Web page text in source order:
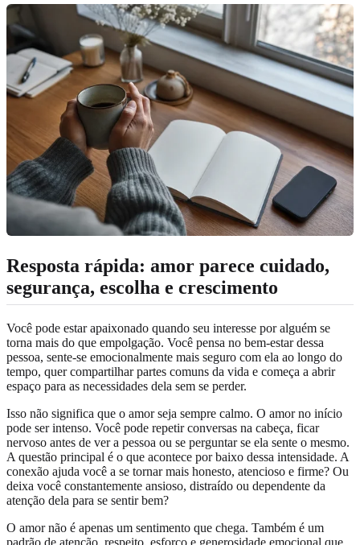
Resposta rápida: amor parece cuidado,
segurança, escolha e crescimento
Você pode estar apaixonado quando seu interesse por alguém se
torna mais do que empolgação. Você pensa no bem-estar dessa
pessoa, sente-se emocionalmente mais seguro com ela ao longo do
tempo, quer compartilhar partes comuns da vida e começa a abrir
espaço para as necessidades dela sem se perder.
Isso não significa que o amor seja sempre calmo. O amor no início
pode ser intenso. Você pode repetir conversas na cabeça, ficar
nervoso antes de ver a pessoa ou se perguntar se ela sente o mesmo.
A questão principal é o que acontece por baixo dessa intensidade. A
conexão ajuda você a se tornar mais honesto, atencioso e firme? Ou
deixa você constantemente ansioso, distraído ou dependente da
atenção dela para se sentir bem?
O amor não é apenas um sentimento que chega. Também é um
padrão de atenção, respeito, esforço e generosidade emocional que